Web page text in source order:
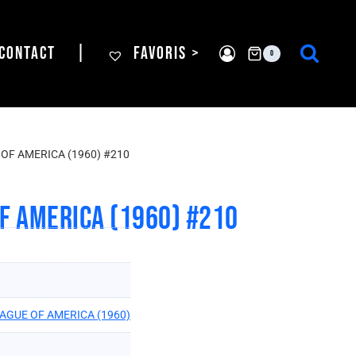
FAVORIS > 0
AMERICA (1960) #210
AMERICA (1960) #210
OF AMERICA (1960)